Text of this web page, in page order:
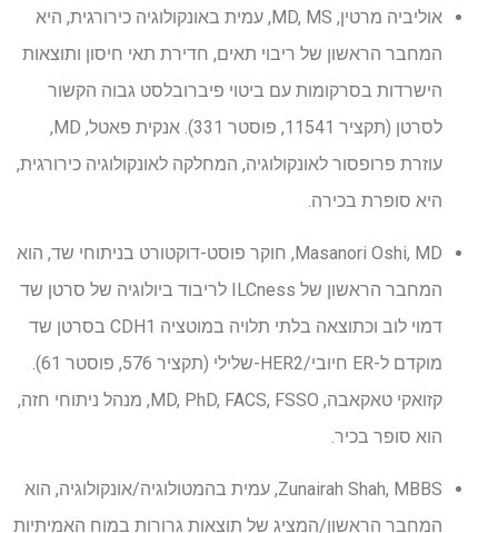
אוליביה מרטין, MD, MS, עמית באונקולוגיה כירורגית, היא
המחבר הראשון של ריבוי תאים, חדירת תאי חיסון ותוצאות
הישרדות בסרקומות עם ביטוי פיברובלסט גבוה הקשור
לסרטן (תקציר 11541, פוסטר 331). אנקית פאטל, MD,
עוזרת פרופסור לאונקולוגיה, המחלקה לאונקולוגיה כירורגית,
היא סופרת בכירה.
Masanori Oshi, MD, חוקר פוסט-דוקטורט בניתוחי שד, הוא
המחבר הראשון של ILCness לריבוד ביולוגיה של סרטן שד
דמוי לוב וכתוצאה בלתי תלויה במוטציה CDH1 בסרטן שד
מוקדם ל-ER חיובי/HER2-שלילי (תקציר 576, פוסטר 61).
קזואקי טאקאבה, MD, PhD, FACS, FSSO, מנהל ניתוחי חזה,
הוא סופר בכיר.
Zunairah Shah, MBBS, עמית בהמטולוגיה/אונקולוגיה, הוא
המחבר הראשון/המציג של תוצאות גרורות במוח האמיתיות